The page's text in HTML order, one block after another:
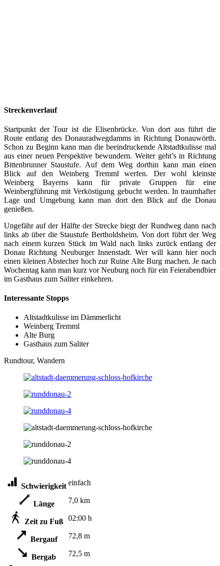
Streckenverlauf
Startpunkt der Tour ist die Elisenbrücke. Von dort aus führt die
Route entlang des Donauradwegdamms in Richtung Donauwörth.
Schon zu Beginn kann man die beeindruckende Altstadtkulisse mal
aus einer neuen Perspektive bewundern. Weiter geht’s in Richtung
Bittenbrunner Staustufe. Auf dem Weg dorthin kann man einen
Blick auf den Weinberg Tremml werfen. Der wohl kleinste
Weinberg Bayerns kann für private Gruppen für eine
Weinbergführung mit Verköstigung gebucht werden. In traumhafter
Lage und Umgebung kann man dort den Blick auf die Donau
genießen.
Ungefähr auf der Hälfte der Strecke biegt der Rundweg dann nach
links ab über die Staustufe Bertholdsheim. Von dort führt der Weg
nach einem kurzen Stück im Wald nach links zurück entlang der
Donau Richtung Neuburger Innenstadt. Wer will kann hier noch
einen kleinen Abstecher hoch zur Ruine Alte Burg machen. Je nach
Wochentag kann man kurz vor Neuburg noch für ein Feierabendbier
im Gasthaus zum Saliter einkehren.
Interessante Stopps
Altstadtkulisse im Dämmerlicht
Weinberg Tremml
Alte Burg
Gasthaus zum Saliter
Rundtour, Wandern
Schwierigkeit einfach
Länge 7,0 km
Zeit zu Fuß 02:00 h
Bergauf 72,8 m
Bergab 72,5 m